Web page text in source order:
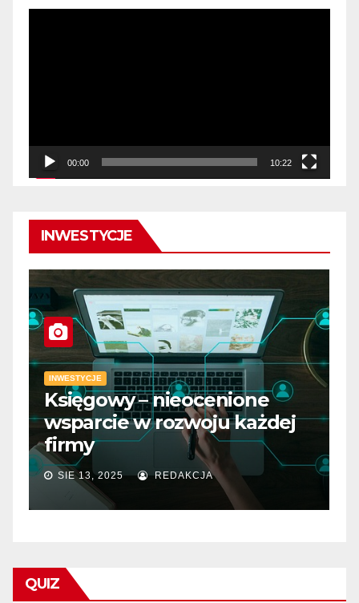
00:00 10:22
INWESTYCJE
INWESTYCJE
Księgowy – nieocenione
wsparcie w rozwoju każdej
firmy
SIE 13, 2025 REDAKCJA
QUIZ